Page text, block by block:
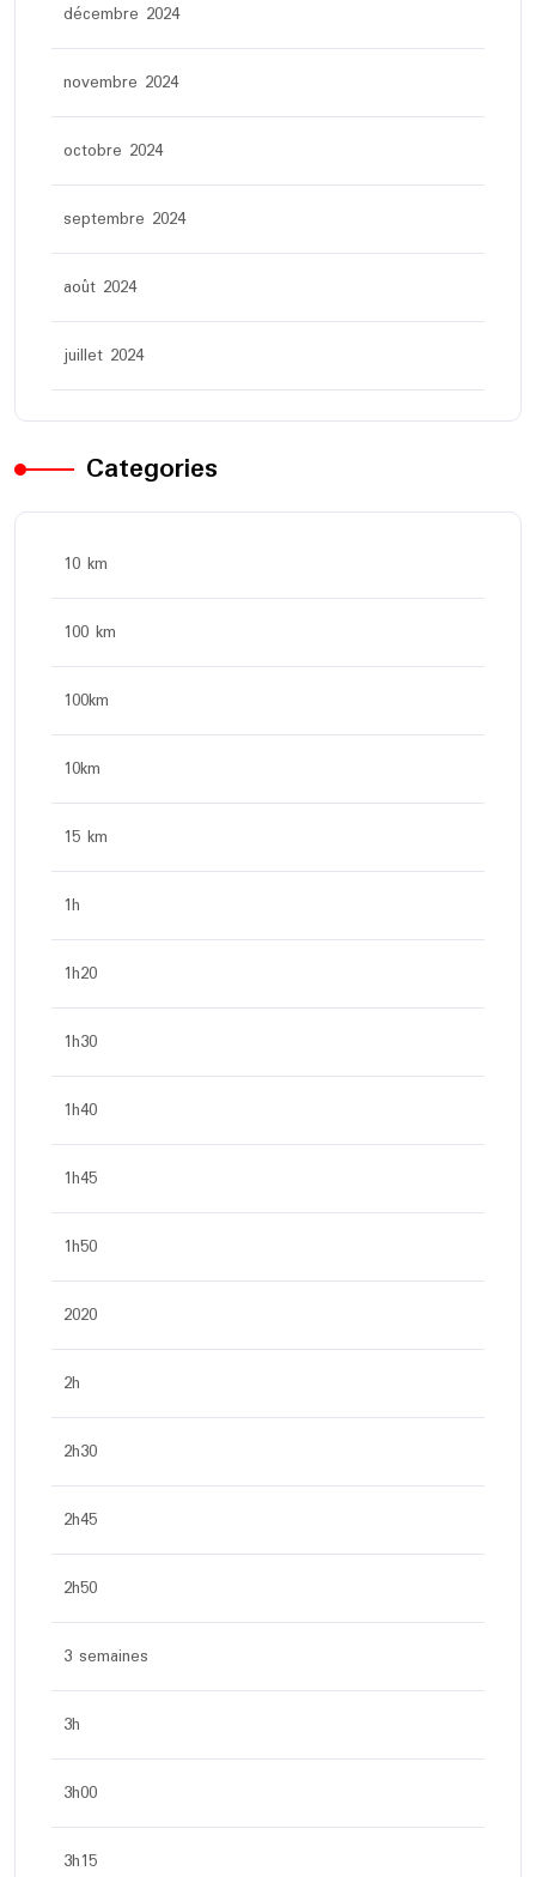
décembre 2024
novembre 2024
octobre 2024
septembre 2024
août 2024
juillet 2024
Categories
10 km
100 km
100km
10km
15 km
1h
1h20
1h30
1h40
1h45
1h50
2020
2h
2h30
2h45
2h50
3 semaines
3h
3h00
3h15